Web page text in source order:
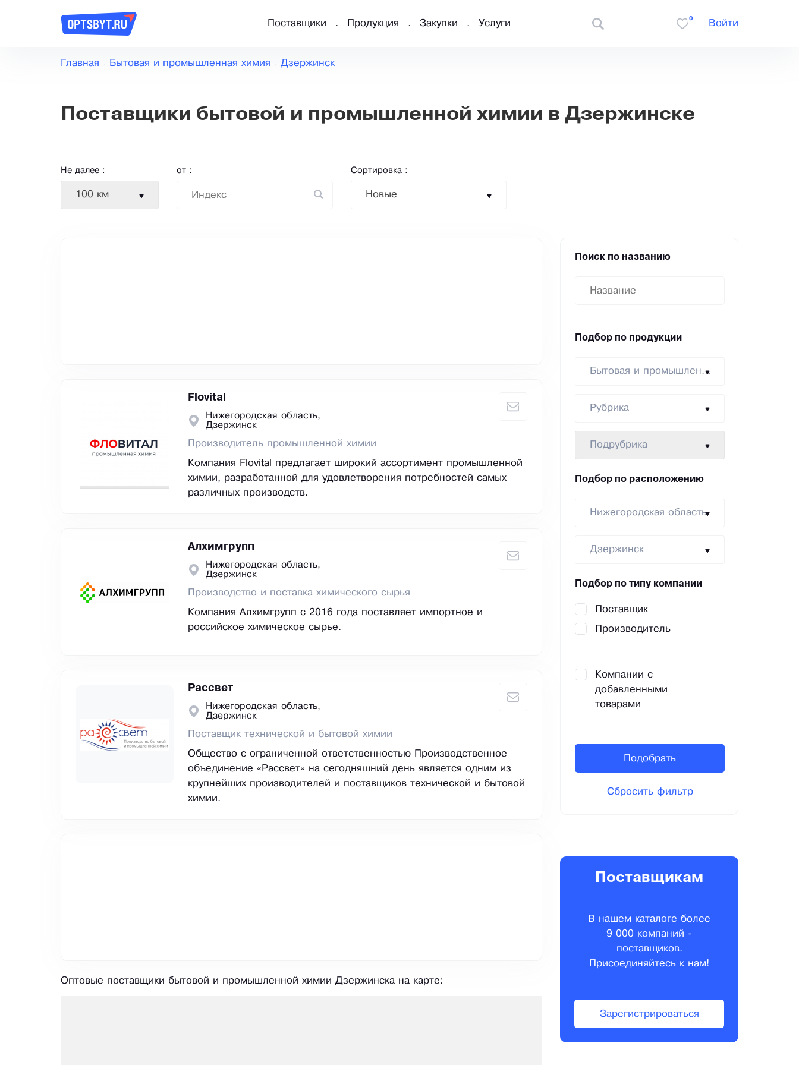
Поставщики Продукция Закупки Услуги
0
Войти
Главная Бытовая и промышленная химия Дзержинск
Поставщики бытовой и промышленной химии в Дзержинске
Не далее :
100 км
от : Сортировка :
Новые
Flovital
Нижегородская область,
Дзержинск
Производитель промышленной химии
Компания Flovital предлагает широкий ассортимент промышленной
химии, разработанной для удовлетворения потребностей самых
различных производств.
Алхимгрупп
Нижегородская область,
Дзержинск
Производство и поставка химического сырья
Компания Алхимгрупп с 2016 года поставляет импортное и
российское химическое сырье.
Рассвет
Нижегородская область,
Дзержинск
Поставщик технической и бытовой химии
Общество с ограниченной ответственностью Производственное
объединение «Рассвет» на сегодняшний день является одним из
крупнейших производителей и поставщиков технической и бытовой
химии.
Оптовые поставщики бытовой и промышленной химии Дзержинска на карте:
Поиск по названию
Подбор по продукции
Бытовая и промышленная химия
Рубрика
Подрубрика
Подбор по расположению
Нижегородская область
Дзержинск
Подбор по типу компании
Поставщик
Производитель
Компании с
добавленными
товарами
Подобрать
Сбросить фильтр
Поставщикам
В нашем каталоге более
9 000 компаний -
поставщиков.
Присоединяйтесь к нам!
Зарегистрироваться